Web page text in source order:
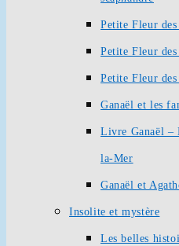
Petite Fleur
Petite Fleur
Petite Fleur
Ganaël et les
Livre Ganaël –
la-Mer
Ganaël et
Insolite et mystère
Les belles